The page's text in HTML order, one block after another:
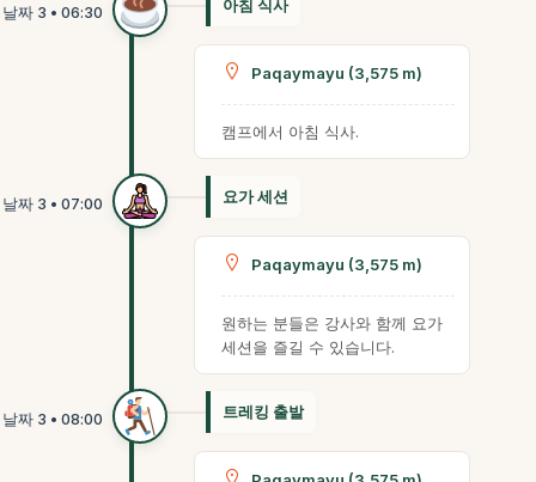
아침 식사
Paqaymayu (3,575 m)
캠프에서 아침 식사.
요가 세션
Paqaymayu (3,575 m)
원하는 분들은 강사와 함께 요가
세션을 즐길 수 있습니다.
트레킹 출발